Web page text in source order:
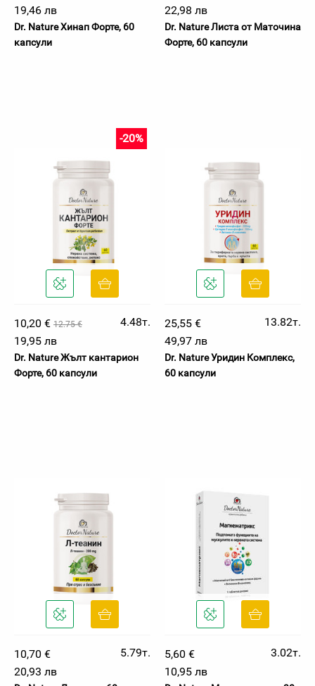
19,46 лв
Dr. Nature Хинап Форте, 60
капсули
22,98 лв
Dr. Nature Листа от Маточина
Форте, 60 капсули
10,20 € 12.75 €
-20%
4.48т.
19,95 лв
Dr. Nature Жълт кантарион
Форте, 60 капсули
25,55 €
13.82т.
49,97 лв
Dr. Nature Уридин Комплекс,
60 капсули
10,70 €
5.79т.
20,93 лв
5,60 €
3.02т.
10,95 лв